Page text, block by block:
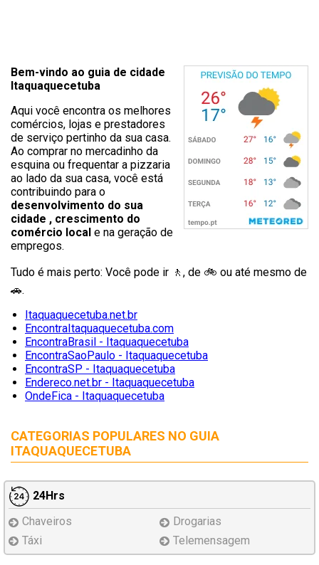
Bem-vindo ao guia de cidade
Itaquaquecetuba
Aqui você encontra os melhores
comércios, lojas e prestadores
de serviço pertinho da sua casa.
Ao comprar no mercadinho da
esquina ou frequentar a pizzaria
ao lado da sua casa, você está
contribuindo para o
desenvolvimento do sua
cidade , crescimento do
comércio local e na geração de
empregos.
Tudo é mais perto: Você pode ir 🚶‍, de 🚲 ou até mesmo de
🚗.
Itaquaquecetuba.net.br
EncontraItaquaquecetuba.com
EncontraBrasil - Itaquaquecetuba
EncontraSaoPaulo - Itaquaquecetuba
EncontraSP - Itaquaquecetuba
Endereco.net.br - Itaquaquecetuba
OndeFica - Itaquaquecetuba
CATEGORIAS POPULARES NO GUIA
ITAQUAQUECETUBA
24Hrs
Chaveiros
Drogarias
Táxi
Telemensagem